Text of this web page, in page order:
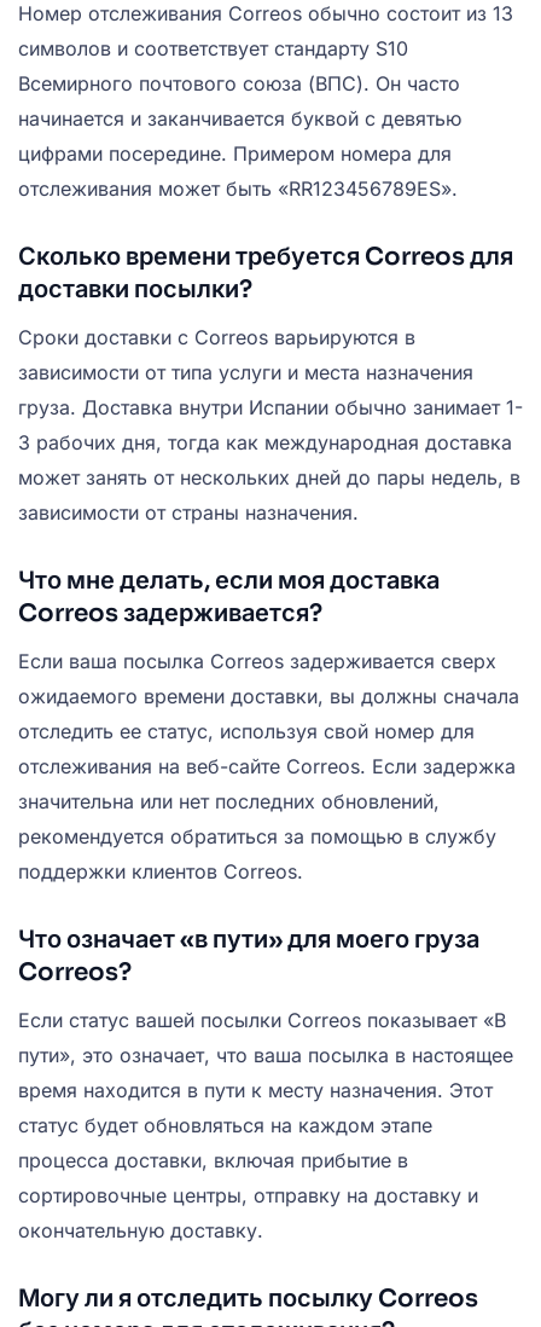
Номер отслеживания Correos обычно состоит из 13
символов и соответствует стандарту S10
Всемирного почтового союза (ВПС). Он часто
начинается и заканчивается буквой с девятью
цифрами посередине. Примером номера для
отслеживания может быть «RR123456789ES».
Сколько времени требуется Correos для
доставки посылки?
Сроки доставки с Correos варьируются в
зависимости от типа услуги и места назначения
груза. Доставка внутри Испании обычно занимает 1-
3 рабочих дня, тогда как международная доставка
может занять от нескольких дней до пары недель, в
зависимости от страны назначения.
Что мне делать, если моя доставка
Correos задерживается?
Если ваша посылка Correos задерживается сверх
ожидаемого времени доставки, вы должны сначала
отследить ее статус, используя свой номер для
отслеживания на веб-сайте Correos. Если задержка
значительна или нет последних обновлений,
рекомендуется обратиться за помощью в службу
поддержки клиентов Correos.
Что означает «в пути» для моего груза
Correos?
Если статус вашей посылки Correos показывает «В
пути», это означает, что ваша посылка в настоящее
время находится в пути к месту назначения. Этот
статус будет обновляться на каждом этапе
процесса доставки, включая прибытие в
сортировочные центры, отправку на доставку и
окончательную доставку.
Могу ли я отследить посылку Correos